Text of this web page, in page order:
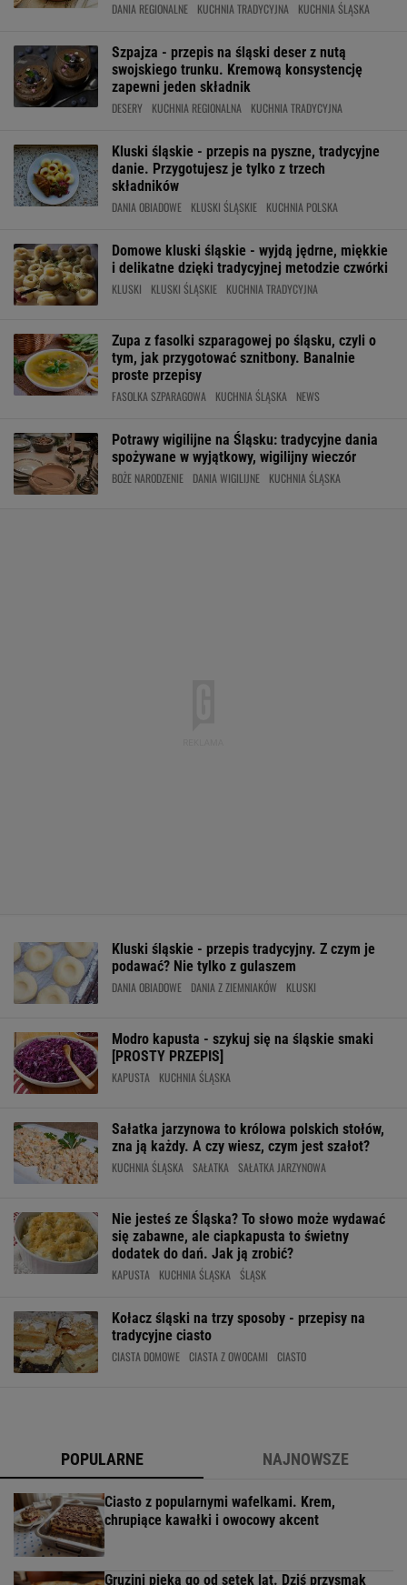
DANIA REGIONALNE KUCHNIA TRADYCYJNA KUCHNIA ŚLĄSKA
Szpajza - przepis na śląski deser z nutą
swojskiego trunku. Kremową konsystencję
zapewni jeden składnik
DESERY KUCHNIA REGIONALNA KUCHNIA TRADYCYJNA
Kluski śląskie - przepis na pyszne, tradycyjne
danie. Przygotujesz je tylko z trzech
składników
DANIA OBIADOWE KLUSKI ŚLĄSKIE KUCHNIA POLSKA
Domowe kluski śląskie - wyjdą jędrne, miękkie
i delikatne dzięki tradycyjnej metodzie czwórki
KLUSKI KLUSKI ŚLĄSKIE KUCHNIA TRADYCYJNA
Zupa z fasolki szparagowej po śląsku, czyli o
tym, jak przygotować sznitbony. Banalnie
proste przepisy
FASOLKA SZPARAGOWA KUCHNIA ŚLĄSKA NEWS
Potrawy wigilijne na Śląsku: tradycyjne dania
spożywane w wyjątkowy, wigilijny wieczór
BOŻE NARODZENIE DANIA WIGILIJNE KUCHNIA ŚLĄSKA
Kluski śląskie - przepis tradycyjny. Z czym je
podawać? Nie tylko z gulaszem
DANIA OBIADOWE DANIA Z ZIEMNIAKÓW KLUSKI
Modro kapusta - szykuj się na śląskie smaki
[PROSTY PRZEPIS]
KAPUSTA KUCHNIA ŚLĄSKA
Sałatka jarzynowa to królowa polskich stołów,
zna ją każdy. A czy wiesz, czym jest szałot?
KUCHNIA ŚLĄSKA SAŁATKA SAŁATKA JARZYNOWA
Nie jesteś ze Śląska? To słowo może wydawać
się zabawne, ale ciapkapusta to świetny
dodatek do dań. Jak ją zrobić?
KAPUSTA KUCHNIA ŚLĄSKA ŚLĄSK
Kołacz śląski na trzy sposoby - przepisy na
tradycyjne ciasto
CIASTA DOMOWE CIASTA Z OWOCAMI CIASTO
POPULARNE NAJNOWSZE
Ciasto z popularnymi wafelkami. Krem,
chrupiące kawałki i owocowy akcent
Gruzini pieką go od setek lat. Dziś przysmak